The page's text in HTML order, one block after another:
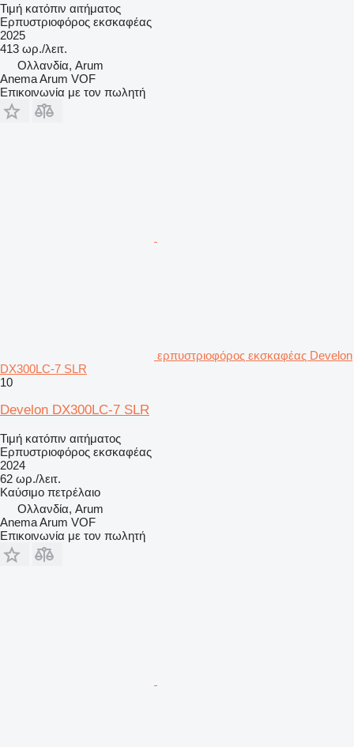
Τιμή κατόπιν αιτήματος
Ερπυστριοφόρος εκσκαφέας
2025
413 ωρ./λειτ.
Ολλανδία, Arum
Anema Arum VOF
Επικοινωνία με τον πωλητή
ερπυστριοφόρος εκσκαφέας Develon
DX300LC-7 SLR
10
Develon DX300LC-7 SLR
Τιμή κατόπιν αιτήματος
Ερπυστριοφόρος εκσκαφέας
2024
62 ωρ./λειτ.
Καύσιμο πετρέλαιο
Ολλανδία, Arum
Anema Arum VOF
Επικοινωνία με τον πωλητή